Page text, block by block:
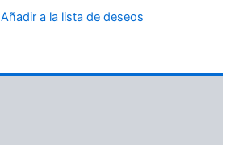
Añadir a la lista de deseos